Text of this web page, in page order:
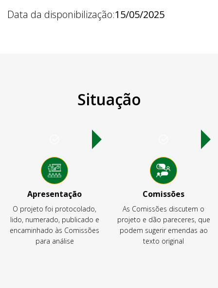
Data da disponibilização:15/05/2025
Situação
Apresentação
O projeto foi protocolado,
lido, numerado, publicado e
encaminhado às Comissões
para análise
Comissões
As Comissões discutem o
projeto e dão pareceres, que
podem sugerir emendas ao
texto original